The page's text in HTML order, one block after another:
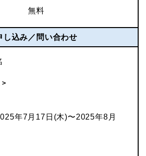
無料
し込み／問い合わせ
年7月17日(木)〜2025年8月